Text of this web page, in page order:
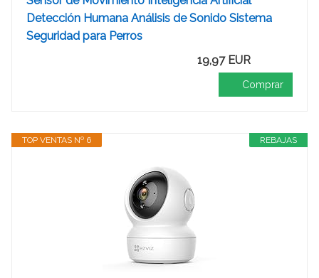
Detección Humana Análisis de Sonido Sistema
Seguridad para Perros
19,97 EUR
Comprar
REBAJAS
TOP VENTAS Nº 6